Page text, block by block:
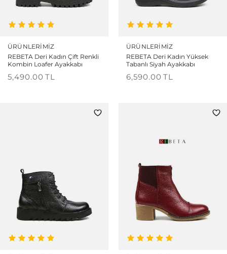
ÜRÜNLERIMIZ
REBETA Deri Kadın Çift Renkli
Kombin Loafer Ayakkabı
5,490.00 TL
ÜRÜNLERIMIZ
REBETA Deri Kadın Yüksek
Tabanlı Siyah Ayakkabı
6,590.00 TL